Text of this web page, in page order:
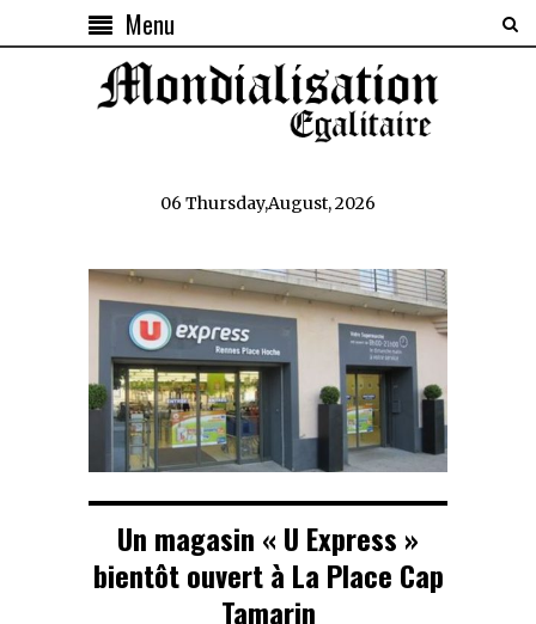
Menu
06 Thursday,August, 2026
Un magasin « U Express »
bientôt ouvert à La Place Cap
Tamarin